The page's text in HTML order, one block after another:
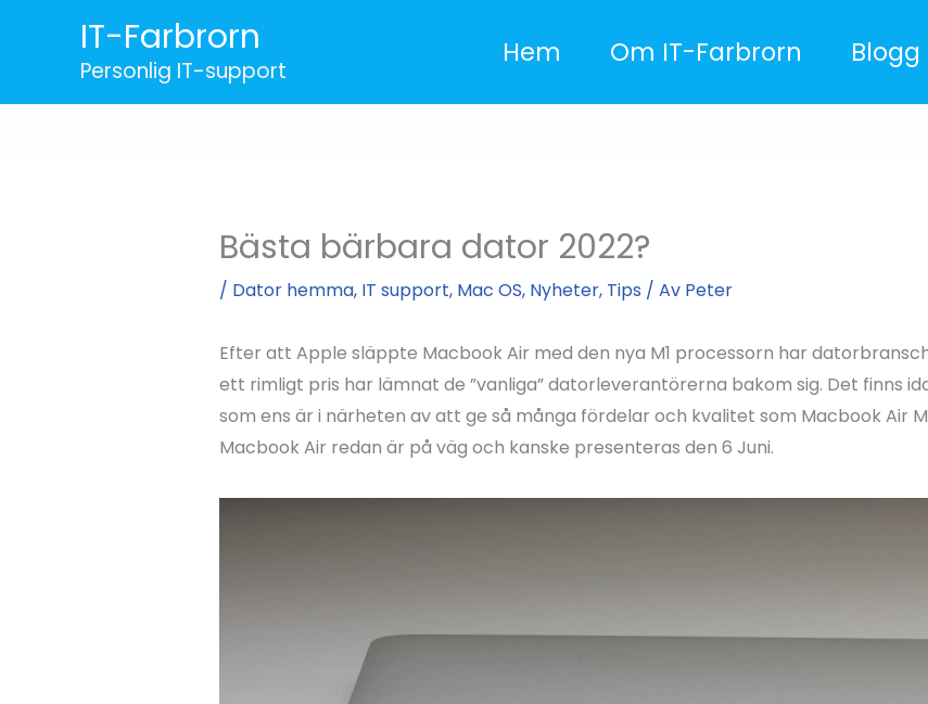
IT-Farbrorn
Personlig IT-support
Hem Om IT-Farbrorn Blogg
Bästa bärbara dator 2022?
/ Dator hemma, IT support, Mac OS, Nyheter, Tips / Av Peter
Efter att Apple släppte Macbook Air med den nya M1 processorn har
ett rimligt pris har lämnat de ”vanliga” datorleverantörerna bakom sig. Det finns
som ens är i närheten av att ge så många fördelar och kvalitet som Macbook Air
Macbook Air redan är på väg och kanske presenteras den 6 Juni.